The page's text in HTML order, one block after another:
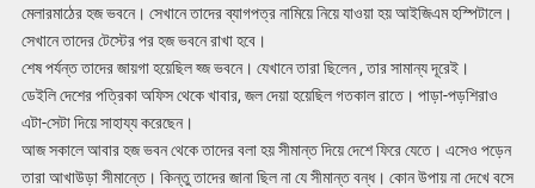
মেলারমাঠের হজ ভবনে। সেখানে তাদের ব্যাগপত্র নামিয়ে নিয়ে যাওয়া হয় আইজিএম হস্পিটালে।
সেখানে তাদের টেস্টের পর হজ ভবনে রাখা হবে।
শেষ পর্যন্ত তাদের জায়গা হয়েছিল হ্জ ভবনে। যেখানে তারা ছিলেন , তার সামান্য দূরেই।
ডেইলি দেশের পত্রিকা অফিস থেকে খাবার, জল দেয়া হয়েছিল গতকাল রাতে। পাড়া-পড়শিরাও
এটা-সেটা দিয়ে সাহায্য করেছেন।
আজ সকালে আবার হজ ভবন থেকে তাদের বলা হয় সীমান্ত দিয়ে দেশে ফিরে যেতে। এসেও পড়েন
তারা আখাউড়া সীমান্তে। কিন্তু তাদের জানা ছিল না যে সীমান্ত বন্ধ। কোন উপায় না দেখে বসে